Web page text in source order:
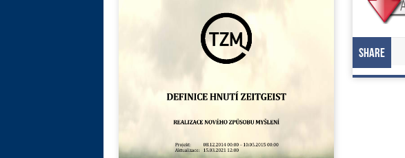
Share